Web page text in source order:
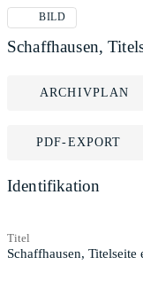
BILD
Schaffhausen,
ARCHIVPLAN
PDF-EXPORT
Identifikation
Titel
Schaffhausen, Titelseite